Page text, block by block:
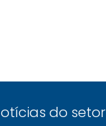
do setor